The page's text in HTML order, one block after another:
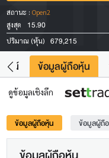
สถานะ : Open2
สูงสุด
15.90
ปริมาณ (หุ้น) 679,215
ยชน์ ข้อมูลผู้ถือหุ้น
ดูข้อมูลเชิงลึก
ข้อมูลผู้ถือหุ้น ข้อมูลผู้ถื